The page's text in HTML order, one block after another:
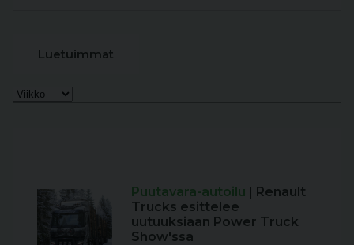
Luetuimmat
Puutavara-autoilu | Renault
Trucks esittelee
uutuuksiaan Power Truck
Show'ssa